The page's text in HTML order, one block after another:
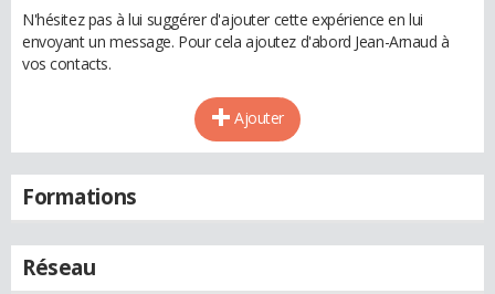
N'hésitez pas à lui suggérer d'ajouter cette expérience en lui
envoyant un message. Pour cela ajoutez d'abord Jean-Arnaud à
vos contacts.
Ajouter
Formations
Réseau